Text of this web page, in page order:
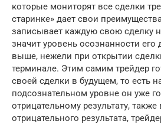
которые мониторят все сделки
старинке» дает свои
записывает каждую свою сделку
значит уровень осознанности его
выше, нежели при открытии
терминале. Этим самим трейдер
своей сделки в будущем, то есть
подсознательном уровне он уже
отрицательному результату, также
отрицательного результата,